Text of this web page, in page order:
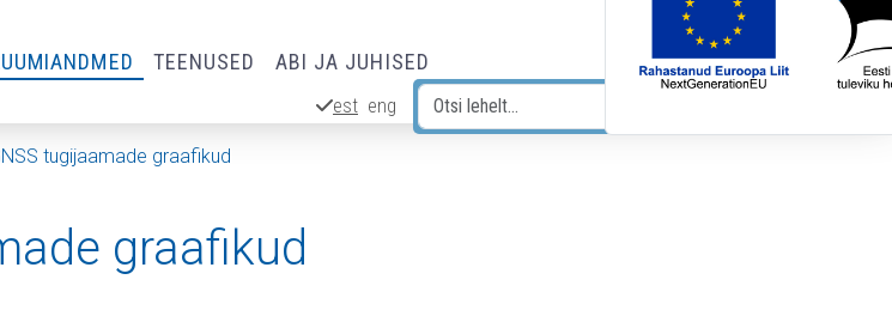
TEENUSED ABI JA JUHISED
est eng
tugijaamade graafikud
graafikud